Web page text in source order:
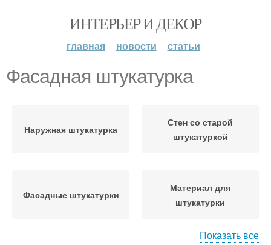
ИНТЕРЬЕР И ДЕКОР
главная новости статьи
Фасадная штукатурка
Наружная штукатурка
Стен со старой
штукатуркой
Фасадные штукатурки
Материал для
штукатурки
Показать все